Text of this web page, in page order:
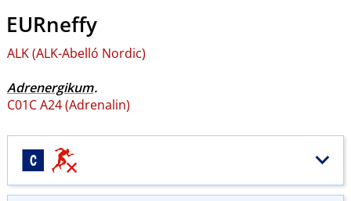
EURneffy
ALK (ALK-Abelló Nordic)
Adrenergikum.
C01C A24 (Adrenalin)